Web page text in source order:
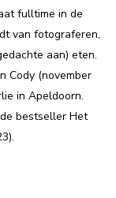
fulltime in de
van fotograferen,
aan) eten.
Cody (november
in Apeldoorn.
bestseller Het